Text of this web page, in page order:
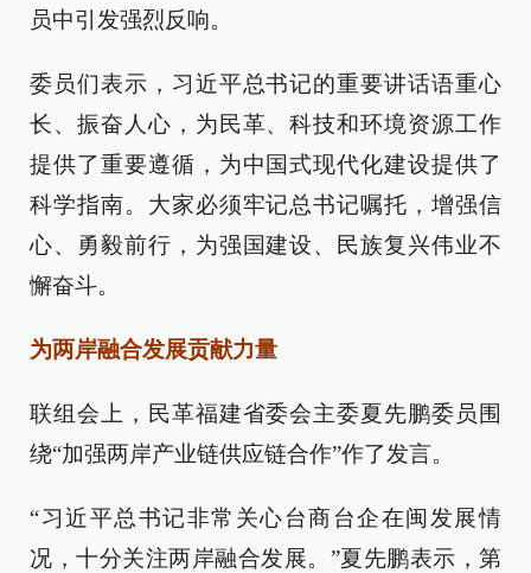
员中引发强烈反响。
委员们表示，习近平总书记的重要讲话语重心
长、振奋人心，为民革、科技和环境资源工作
提供了重要遵循，为中国式现代化建设提供了
科学指南。大家必须牢记总书记嘱托，增强信
心、勇毅前行，为强国建设、民族复兴伟业不
懈奋斗。
为两岸融合发展贡献力量
联组会上，民革福建省委会主委夏先鹏委员围
绕“加强两岸产业链供应链合作”作了发言。
“习近平总书记非常关心台商台企在闽发展情
况，十分关注两岸融合发展。”夏先鹏表示，第